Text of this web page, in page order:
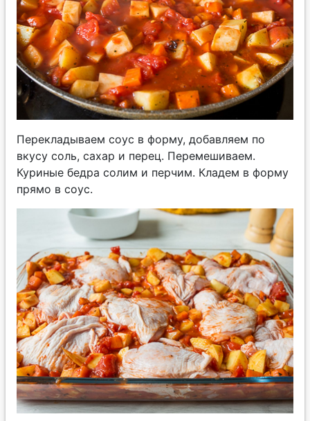
Перекладываем соус в форму, добавляем по
вкусу соль, сахар и перец. Перемешиваем.
Куриные бедра солим и перчим. Кладем в форму
прямо в соус.